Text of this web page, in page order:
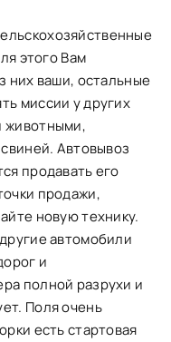
этого Вам
них ваши, остальные
миссии у других
животными,
Автовывоз
продавать его
продажи,
новую технику.
автомобили
и
полной разрухи и
Поля очень
есть стартовая